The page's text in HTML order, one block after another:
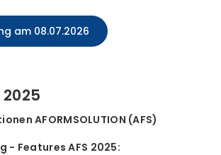
am 08.07.2026
AFORMSOLUTION (AFS)
- Features AFS 2025: